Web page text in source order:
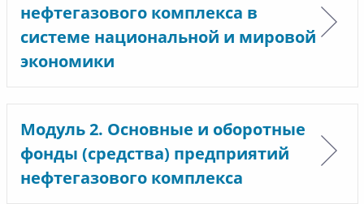
нефтегазового комплекса в
системе национальной и мировой
экономики
Модуль 2. Основные и оборотные
фонды (средства) предприятий
нефтегазового комплекса